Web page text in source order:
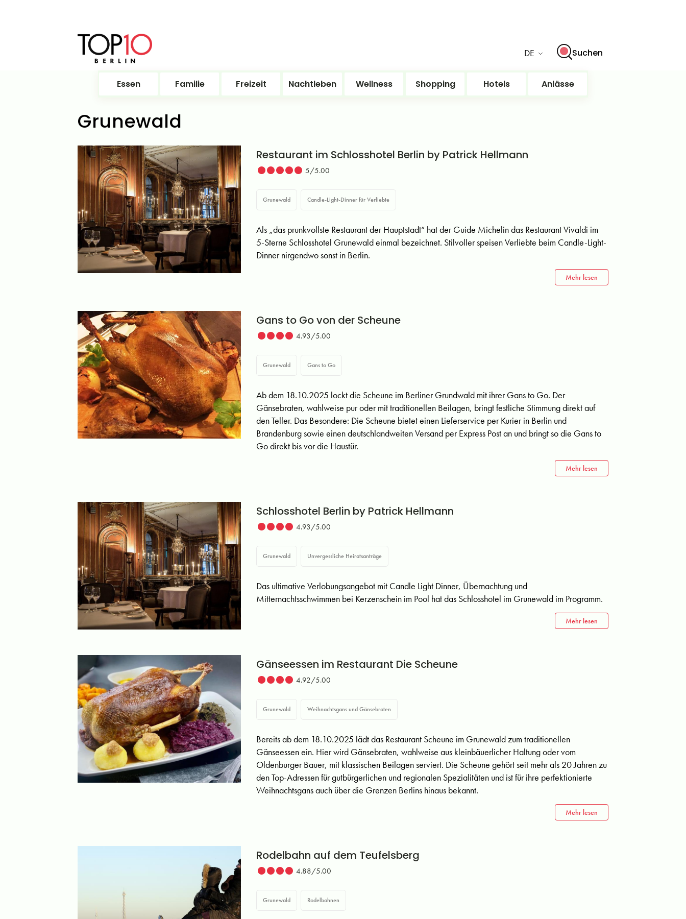
DE Suchen
Essen Familie Freizeit Nachtleben Wellness Shopping Hotels Anlässe
Grunewald
Restaurant im Schlosshotel Berlin by Patrick Hellmann
5/5.00
Grunewald Candle-Light-Dinner für Verliebte
Als „das prunkvollste Restaurant der Hauptstadt“ hat der Guide Michelin das Restaurant Vivaldi im
5-Sterne Schlosshotel Grunewald einmal bezeichnet. Stilvoller speisen Verliebte beim Candle-Light-
Dinner nirgendwo sonst in Berlin.
Mehr lesen
Gans to Go von der Scheune
4.93/5.00
Grunewald Gans to Go
Ab dem 18.10.2025 lockt die Scheune im Berliner Grundwald mit ihrer Gans to Go. Der
Gänsebraten, wahlweise pur oder mit traditionellen Beilagen, bringt festliche Stimmung direkt auf
den Teller. Das Besondere: Die Scheune bietet einen Lieferservice per Kurier in Berlin und
Brandenburg sowie einen deutschlandweiten Versand per Express Post an und bringt so die Gans to
Go direkt bis vor die Haustür.
Mehr lesen
Schlosshotel Berlin by Patrick Hellmann
4.93/5.00
Grunewald Unvergessliche Heiratsanträge
Das ultimative Verlobungsangebot mit Candle Light Dinner, Übernachtung und
Mitternachtsschwimmen bei Kerzenschein im Pool hat das Schlosshotel im Grunewald im Programm.
Mehr lesen
Gänseessen im Restaurant Die Scheune
4.92/5.00
Grunewald Weihnachtsgans und Gänsebraten
Bereits ab dem 18.10.2025 lädt das Restaurant Scheune im Grunewald zum traditionellen
Gänseessen ein. Hier wird Gänsebraten, wahlweise aus kleinbäuerlicher Haltung oder vom
Oldenburger Bauer, mit klassischen Beilagen serviert. Die Scheune gehört seit mehr als 20 Jahren zu
den Top-Adressen für gutbürgerlichen und regionalen Spezialitäten und ist für ihre perfektionierte
Weihnachtsgans auch über die Grenzen Berlins hinaus bekannt.
Mehr lesen
Rodelbahn auf dem Teufelsberg
4.88/5.00
Grunewald Rodelbahnen